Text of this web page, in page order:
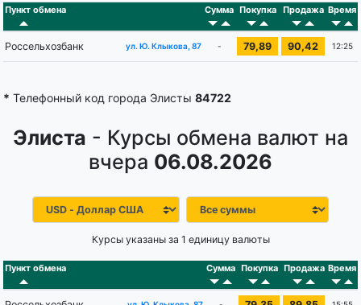
Пункт обмена Сумма Покупка Продажа Время
Россельхозбанк ул. Ю. Клыкова, 87 - 79,89 90,42 12:25
* Телефонный код города Элисты 84722
Элиста - Курсы обмена валют на
вчера 06.08.2026
Курсы указаны за 1 единицу валюты
Пункт обмена Сумма Покупка Продажа Время